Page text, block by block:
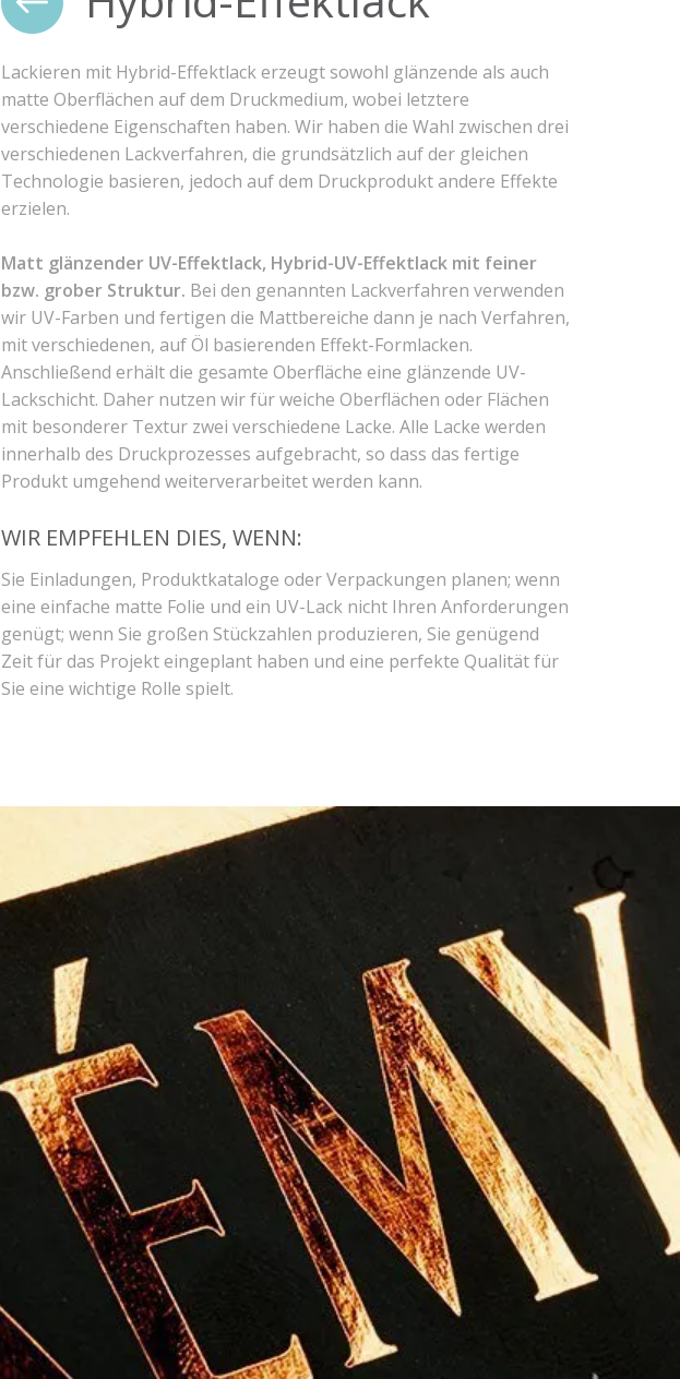
Kategóriák
Aktionen
Blog
Csomagolás
Design
druck
Egyéb
Hírek
Nachrickten
Neuheiten
Szolgáltatások
Újdonság
Archívum
Januar 2022
Februar 2019
August 2018
Juni 2018
November 2017
September 2017
Mai 2017
April 2017
März 2017
November 2016
Oktober 2016
August 2016
Juni 2016
Mai 2016
April 2016
Lackieren mit Hybrid-Effektlack erzeugt sowohl glänzende als auch
matte Oberflächen auf dem Druckmedium, wobei letztere
verschiedene Eigenschaften haben. Wir haben die Wahl zwischen drei
verschiedenen Lackverfahren, die grundsätzlich auf der gleichen
Technologie basieren, jedoch auf dem Druckprodukt andere Effekte
erzielen.
Matt glänzender UV-Effektlack, Hybrid-UV-Effektlack mit feiner
bzw. grober Struktur. Bei den genannten Lackverfahren verwenden
wir UV-Farben und fertigen die Mattbereiche dann je nach Verfahren,
mit verschiedenen, auf Öl basierenden Effekt-Formlacken.
Anschließend erhält die gesamte Oberfläche eine glänzende UV-
Lackschicht. Daher nutzen wir für weiche Oberflächen oder Flächen
mit besonderer Textur zwei verschiedene Lacke. Alle Lacke werden
innerhalb des Druckprozesses aufgebracht, so dass das fertige
Produkt umgehend weiterverarbeitet werden kann.
WIR EMPFEHLEN DIES, WENN:
Sie Einladungen, Produktkataloge oder Verpackungen planen; wenn
eine einfache matte Folie und ein UV-Lack nicht Ihren Anforderungen
genügt; wenn Sie großen Stückzahlen produzieren, Sie genügend
Zeit für das Projekt eingeplant haben und eine perfekte Qualität für
Sie eine wichtige Rolle spielt.